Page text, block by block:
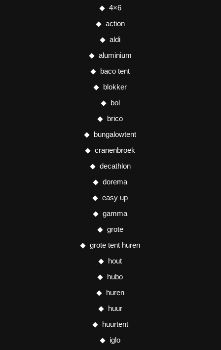
4×6
action
aldi
aluminium
baco tent
blokker
bol
brico
bungalowtent
cranenbroek
decathlon
dorema
easy up
gamma
grote
grote tent huren
hout
hubo
huren
huur
huurtent
iglo